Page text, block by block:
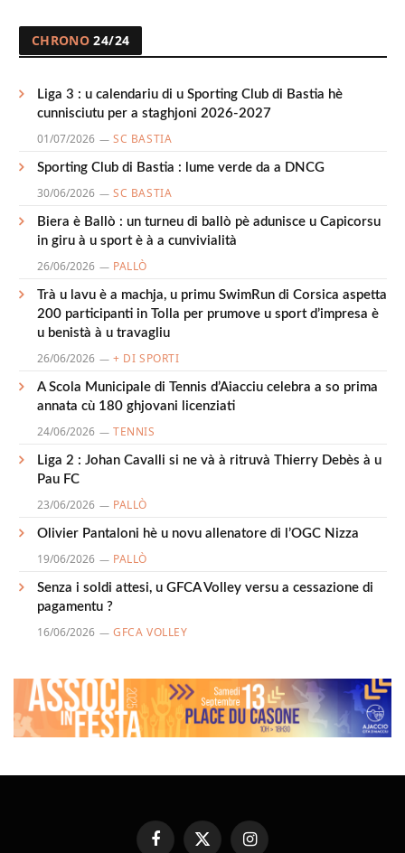
CHRONO 24/24
Liga 3 : u calendariu di u Sporting Club di Bastia hè
cunnisciutu per a staghjoni 2026-2027
01/07/2026 SC BASTIA
Sporting Club di Bastia : lume verde da a DNCG
30/06/2026 SC BASTIA
Biera è Ballò : un turneu di ballò pè adunisce u Capicorsu
in giru à u sport è à a cunvivialità
26/06/2026 PALLÒ
Trà u lavu è a machja, u primu SwimRun di Corsica aspetta
200 participanti in Tolla per prumove u sport d’impresa è
u benistà à u travagliu
26/06/2026 + DI SPORTI
A Scola Municipale di Tennis d’Aiacciu celebra a so prima
annata cù 180 ghjovani licenziati
24/06/2026 TENNIS
Liga 2 : Johan Cavalli si ne và à ritruvà Thierry Debès à u
Pau FC
23/06/2026 PALLÒ
Olivier Pantaloni hè u novu allenatore di l’OGC Nizza
19/06/2026 PALLÒ
Senza i soldi attesi, u GFCA Volley versu a cessazione di
pagamentu ?
16/06/2026 GFCA VOLLEY
FacebookX Instagram